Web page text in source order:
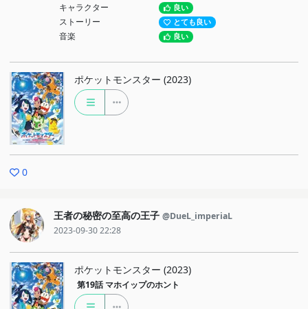
キャラクター 良い
ストーリー とても良い
音楽 良い
ポケットモンスター (2023)
0
王者の秘密の至高の王子 @DueL_imperiaL
2023-09-30 22:28
ポケットモンスター (2023)
第19話 マホイップのホント